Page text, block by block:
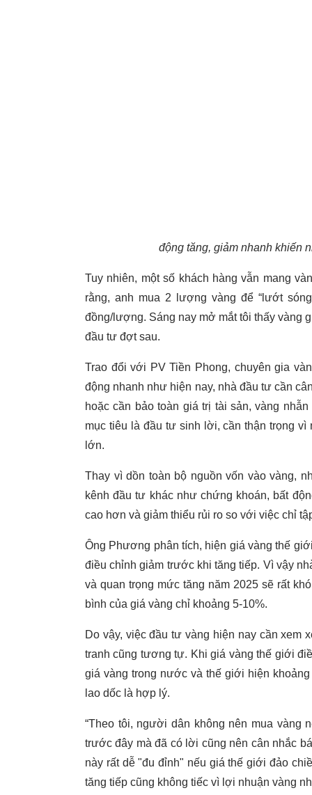
động tăng, giảm nhanh khiến
Tuy nhiên, một số khách hàng vẫn mang
rằng, anh mua 2 lượng vàng để “lướt
đồng/lượng. Sáng nay mở mắt tôi thấy vàng
đầu tư đợt sau.
Trao đổi với PV Tiền Phong, chuyên gia
động nhanh như hiện nay, nhà đầu tư cần
hoặc cần bảo toàn giá trị tài sản, vàng
mục tiêu là đầu tư sinh lời, cần thận trọng
lớn.
Thay vì dồn toàn bộ nguồn vốn vào vàng,
kênh đầu tư khác như chứng khoán, bất
cao hơn và giảm thiểu rủi ro so với việc chỉ
Ông Phương phân tích, hiện giá vàng thế
điều chỉnh giảm trước khi tăng tiếp. Vì vậy
và quan trọng mức tăng năm 2025 sẽ rất
bình của giá vàng chỉ khoảng 5-10%.
Do vậy, việc đầu tư vàng hiện nay cần
tranh cũng tương tự. Khi giá vàng thế giới
giá vàng trong nước và thế giới hiện
lao dốc là hợp lý.
“Theo tôi, người dân không nên mua vàng
trước đây mà đã có lời cũng nên cân nhắc
này rất dễ "đu đỉnh" nếu giá thế giới đảo
tăng tiếp cũng không tiếc vì lợi nhuận vàng